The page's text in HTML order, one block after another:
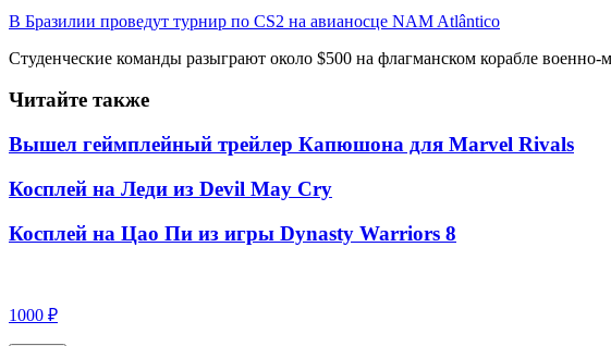
В Бразилии проведут турнир по CS2 на авианосце NAM Atlântico
Студенческие команды разыграют около $500 на флагманском корабле военно-
Читайте также
Вышел геймплейный трейлер Капюшона для Marvel Rivals
Косплей на Леди из Devil May Cry
Косплей на Цао Пи из игры Dynasty Warriors 8
1000 ₽